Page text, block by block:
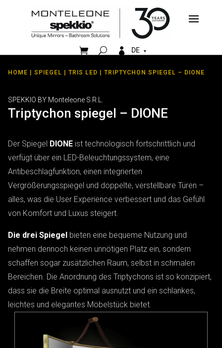
  DE
HOME | SPIEGEL | TRIS LED | TRIPTYCHON SPIEGEL – DIONE
SPEKKIO BY Monteleone S.R.L.
Triptychon spiegel – DIONE
Der Spiegel DIONE ist technologisch fortschrittlich und
verfügt über ein LED-Beleuchtungssystem, eine
Antibeschlagfunktion, einen integrierten
Vergrößerungsspiegel und doppelte, verstellbare Türen –
alles, was die User Experience verbessert und das Gefühl
von Komfort und Luxus steigert.
Die drei Spiegel bieten eine bequeme Nutzung und
nehmen dennoch keinen unnötigen Platz ein, sondern
schaffen sogar zusätzlichen Raum, selbst in schmalen
Bereichen. Die Anordnung des Triptychons ist so konzipiert,
dass sie die Breite optimal ausnutzt und ein schlankes,
leichtes und elegantes Möbelstück bietet.